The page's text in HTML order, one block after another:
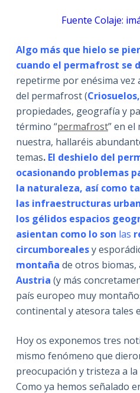
Fuente Colaje:
Algo más que hielo se
cuando el permafrost se
repetirme por enésima vez
del permafrost (
propiedades, geografía y
término “permafrost” en el
nuestra, hallaréis
temas. El deshielo del
ocasionando problemas
la naturaleza, así como
las infraestructuras
los gélidos espacios
asientan como lo son las
circumborealesy
montaña de otros biomas,
Austria (y más
país europeo muy
continental y atesora tales
Hoy os exponemos tres
mismo fenómeno que
preocupación y tristeza a
Como ya hemos señalado